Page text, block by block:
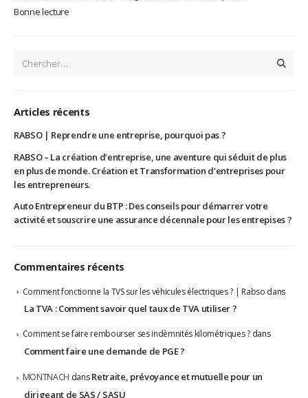
Bonne lecture
Articles récents
RABSO | Reprendre une entreprise, pourquoi pas ?
RABSO – La création d’entreprise, une aventure qui séduit de plus
en plus de monde. Création et Transformation d’entreprises pour
les entrepreneurs.
Auto Entrepreneur du BTP : Des conseils pour démarrer votre
activité et souscrire une assurance décennale pour les entrepises ?
Commentaires récents
Comment fonctionne la TVS sur les véhicules électriques ? | Rabso dans
La TVA : Comment savoir quel taux de TVA utiliser ?
Comment se faire rembourser ses indèmnités kilométriques ?dans
Comment faire une demande de PGE ?
MONTNACH dansRetraite, prévoyance et mutuelle pour un
dirigeant de SAS / SASU